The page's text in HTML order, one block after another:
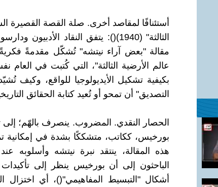
أستئنافًا لمقاصد أخرى. صلة القصة القصيرة
الثالثة" (1940)(): يتفق النقاد
مقالة "بعض آراء نيتشه" تُشكّل مقدمةً فكريةً
عالم الأرضية الثالثة"، التي كُتبت في
بكيفية تشكيل الأيديولوجيا للواقع، وكيف
التصديق" أن تمحو أو تُعيد كتابة الحقائق
الحصار النقدي. المضروب. ينصرف بالهّم؛ إلى
بورخيس، ككاتب، متشككًا بشدة في إمكانية
هذه المقالة، ينتقد نبرة نيتشه وأسلوبه
الباحثون إلى أن بورخيس ينظر إلى
أشكال "التبسيط المفاهيمي"()، أي اختزال